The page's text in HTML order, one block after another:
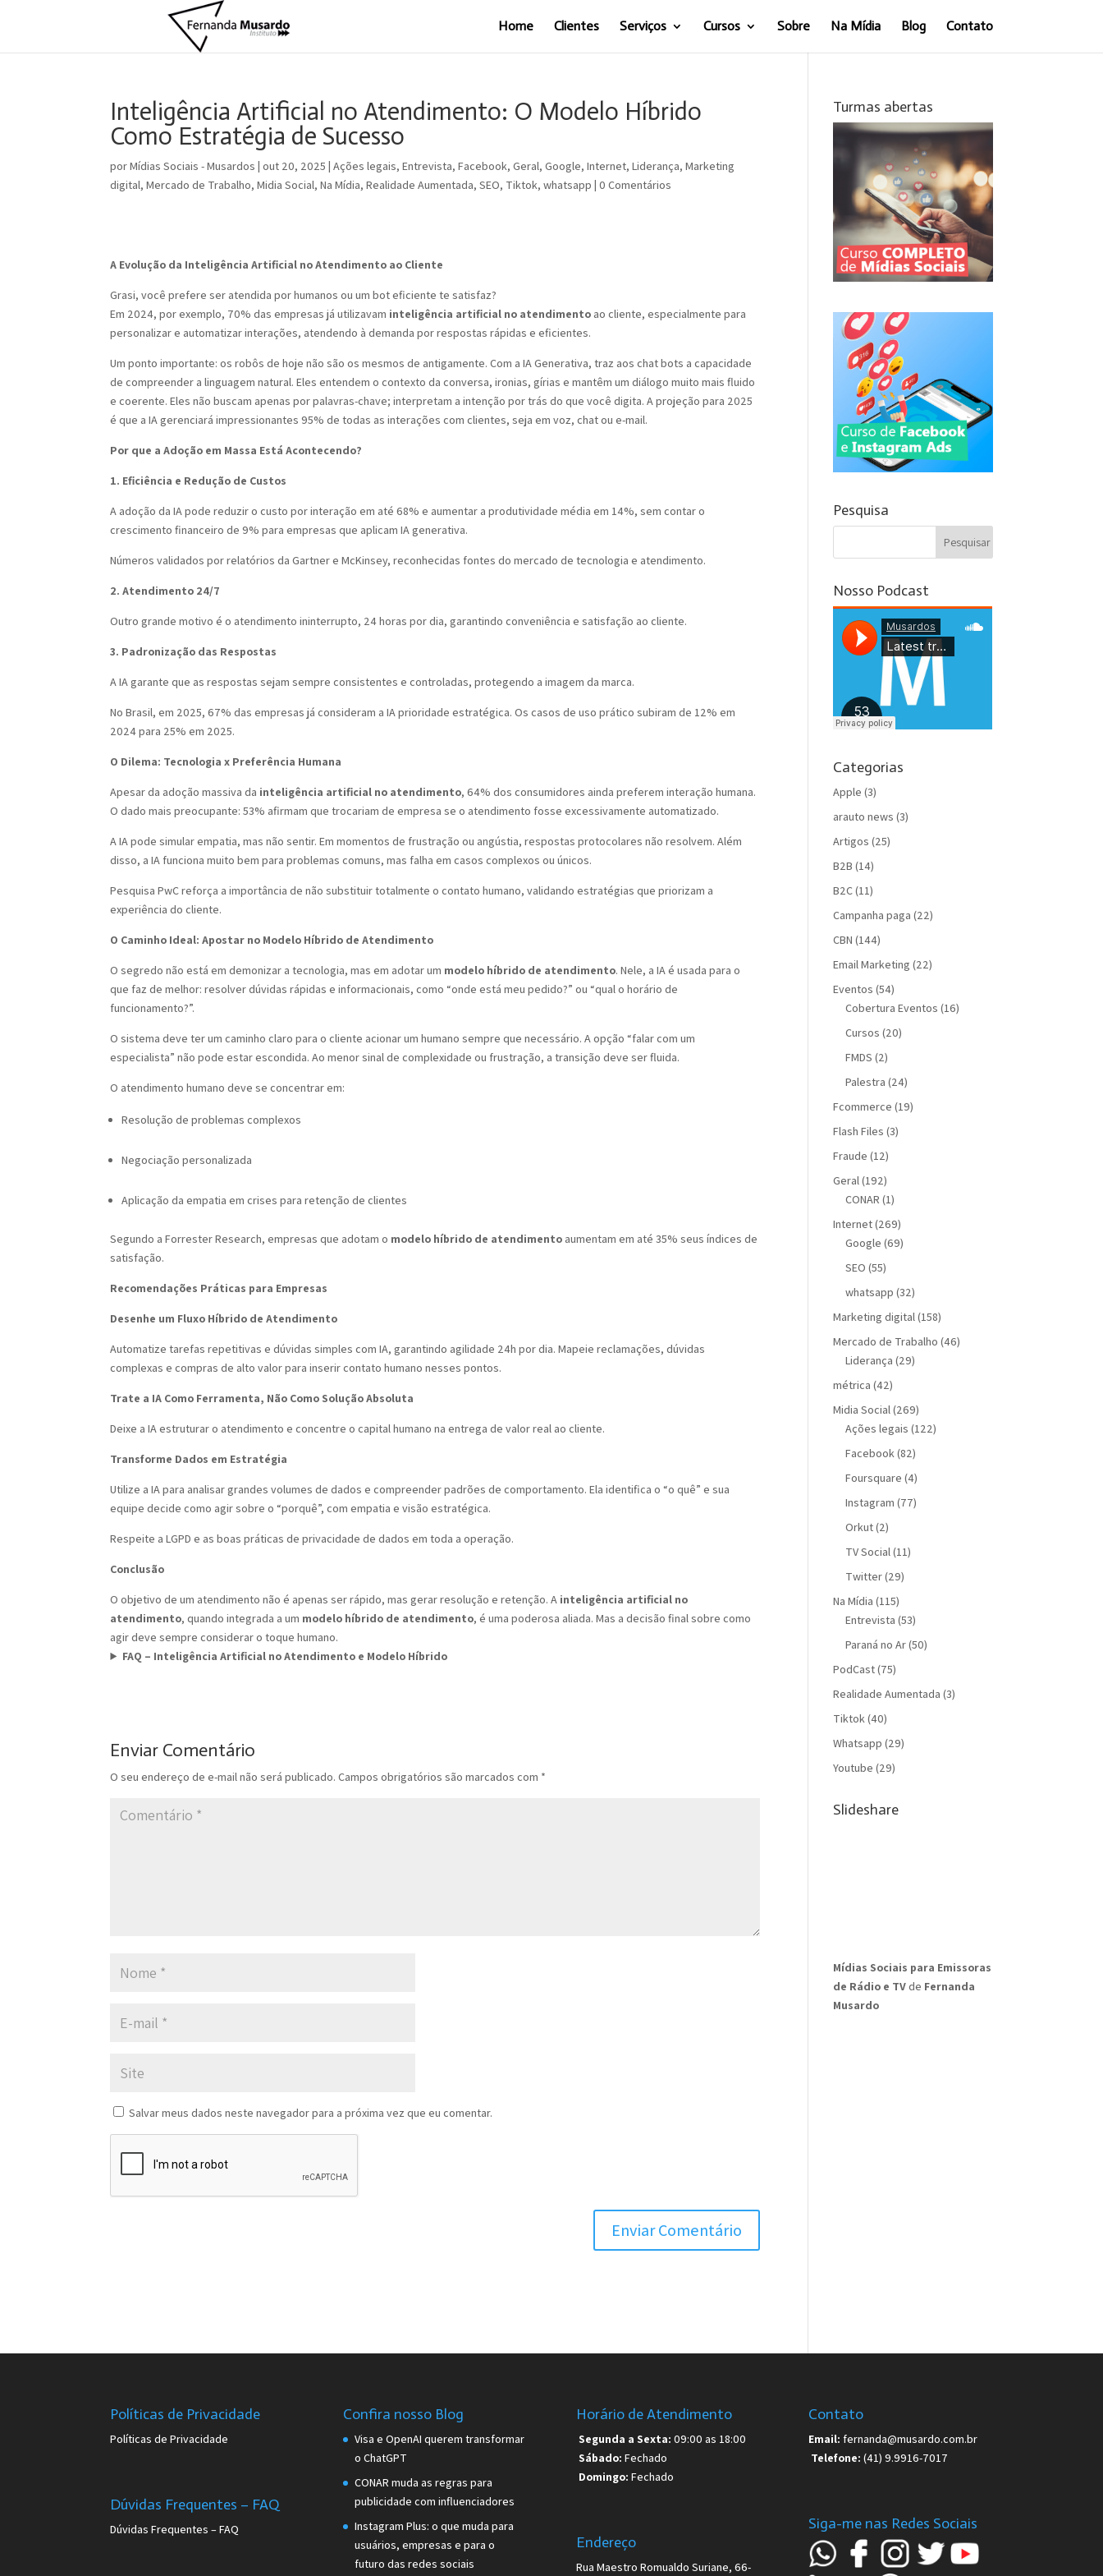
Home Clientes Serviços Cursos Sobre Na Mídia Blog Contato
Inteligência Artificial no Atendimento: O Modelo Híbrido
Como Estratégia de Sucesso
porMídias Sociais - Musardos |out 20, 2025 |Ações legais,Entrevista,Facebook,Geral,Google,Internet,Liderança,Marketing
digital,Mercado de Trabalho,Midia Social,Na Mídia,Realidade Aumentada,SEO, Tiktok,whatsapp |0 Comentários
A Evolução da Inteligência Artificial no Atendimento ao Cliente
Grasi, você prefere ser atendida por humanos ou um bot eficiente te satisfaz?
Em 2024, por exemplo, 70% das empresas já utilizavam inteligência artificial no atendimento ao cliente, especialmente para
personalizar e automatizar interações, atendendo à demanda por respostas rápidas e eficientes.
Um ponto importante: os robôs de hoje não são os mesmos de antigamente. Com a IA Generativa, traz aos chat bots a capacidade
de compreender a linguagem natural. Eles entendem o contexto da conversa, ironias, gírias e mantêm um diálogo muito mais fluido
e coerente. Eles não buscam apenas por palavras-chave; interpretam a intenção por trás do que você digita. A projeção para 2025
é que a IA gerenciará impressionantes 95% de todas as interações com clientes, seja em voz, chat ou e-mail.
Por que a Adoção em Massa Está Acontecendo?
1. Eficiência e Redução de Custos
A adoção da IA pode reduzir o custo por interação em até 68% e aumentar a produtividade média em 14%, sem contar o
crescimento financeiro de 9% para empresas que aplicam IA generativa.
Números validados por relatórios da Gartner e McKinsey, reconhecidas fontes do mercado de tecnologia e atendimento.
2. Atendimento 24/7
Outro grande motivo é o atendimento ininterrupto, 24 horas por dia, garantindo conveniência e satisfação ao cliente.
3. Padronização das Respostas
A IA garante que as respostas sejam sempre consistentes e controladas, protegendo a imagem da marca.
No Brasil, em 2025, 67% das empresas já consideram a IA prioridade estratégica. Os casos de uso prático subiram de 12% em
2024 para 25% em 2025.
O Dilema: Tecnologia x Preferência Humana
Apesar da adoção massiva da inteligência artificial no atendimento, 64% dos consumidores ainda preferem interação humana.
O dado mais preocupante: 53% afirmam que trocariam de empresa se o atendimento fosse excessivamente automatizado.
A IA pode simular empatia, mas não sentir. Em momentos de frustração ou angústia, respostas protocolares não resolvem. Além
disso, a IA funciona muito bem para problemas comuns, mas falha em casos complexos ou únicos.
Pesquisa PwC reforça a importância de não substituir totalmente o contato humano, validando estratégias que priorizam a
experiência do cliente.
O Caminho Ideal: Apostar no Modelo Híbrido de Atendimento
O segredo não está em demonizar a tecnologia, mas em adotar um modelo híbrido de atendimento. Nele, a IA é usada para o
que faz de melhor: resolver dúvidas rápidas e informacionais, como “onde está meu pedido?” ou “qual o horário de
funcionamento?”.
O sistema deve ter um caminho claro para o cliente acionar um humano sempre que necessário. A opção “falar com um
especialista” não pode estar escondida. Ao menor sinal de complexidade ou frustração, a transição deve ser fluida.
O atendimento humano deve se concentrar em:
Resolução de problemas complexos
Negociação personalizada
Aplicação da empatia em crises para retenção de clientes
Segundo a Forrester Research, empresas que adotam o modelo híbrido de atendimento aumentam em até 35% seus índices de
satisfação.
Recomendações Práticas para Empresas
Desenhe um Fluxo Híbrido de Atendimento
Automatize tarefas repetitivas e dúvidas simples com IA, garantindo agilidade 24h por dia. Mapeie reclamações, dúvidas
complexas e compras de alto valor para inserir contato humano nesses pontos.
Trate a IA Como Ferramenta, Não Como Solução Absoluta
Deixe a IA estruturar o atendimento e concentre o capital humano na entrega de valor real ao cliente.
Transforme Dados em Estratégia
Utilize a IA para analisar grandes volumes de dados e compreender padrões de comportamento. Ela identifica o “o quê” e sua
equipe decide como agir sobre o “porquê”, com empatia e visão estratégica.
Respeite a LGPD e as boas práticas de privacidade de dados em toda a operação.
Conclusão
O objetivo de um atendimento não é apenas ser rápido, mas gerar resolução e retenção. A inteligência artificial no
atendimento, quando integrada a um modelo híbrido de atendimento, é uma poderosa aliada. Mas a decisão final sobre como
agir deve sempre considerar o toque humano.
FAQ – Inteligência Artificial no Atendimento e Modelo Híbrido
Enviar Comentário
O seu endereço de e-mail não será publicado. Campos obrigatórios são marcados com *
Salvar meus dados neste navegador para a próxima vez que eu comentar.
Turmas abertas
Pesquisa
Nosso Podcast
Categorias
Apple (3)
arauto news (3)
Artigos (25)
B2B (14)
B2C(11)
Campanha paga (22)
CBN (144)
Email Marketing (22)
Eventos (54)
Cobertura Eventos (16)
Cursos (20)
FMDS (2)
Palestra (24)
Fcommerce (19)
Flash Files (3)
Fraude (12)
Geral(192)
CONAR (1)
Internet(269)
Google (69)
SEO (55)
whatsapp (32)
Marketing digital(158)
Mercado de Trabalho (46)
Liderança (29)
métrica (42)
Midia Social(269)
Ações legais (122)
Facebook(82)
Foursquare (4)
Instagram (77)
Orkut(2)
TV Social(11)
Twitter(29)
Na Mídia (115)
Entrevista (53)
Paraná no Ar(50)
PodCast(75)
Realidade Aumentada (3)
Tiktok(40)
Whatsapp (29)
Youtube (29)
Slideshare
Mídias Sociais para Emissoras
de Rádio e TVde Fernanda
Musardo
Políticas de Privacidade
Políticas de Privacidade
Dúvidas Frequentes – FAQ
Dúvidas Frequentes – FAQ
Confira nosso Blog
Visa e OpenAI querem transformar
o ChatGPT
CONAR muda as regras para
publicidade com influenciadores
Instagram Plus: o que muda para
usuários, empresas e para o
futuro das redes sociais
Horário de Atendimento
Segunda a Sexta: 09:00 as 18:00
Sábado: Fechado
Domingo: Fechado
Endereço
Rua Maestro Romualdo Suriane, 66-
Contato
Email:fernanda@musardo.com.br
Telefone: (41) 9.9916-7017
Siga-me nas Redes Sociais